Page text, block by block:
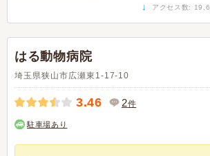
↓ アクセス数:
はる動物病院
埼玉県狭山市広瀬東1-17-10
3.46 2件
駐車場あり